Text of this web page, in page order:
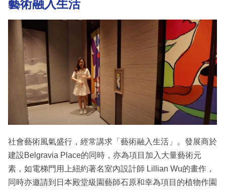
藝術融入生活
社會藝術風氣盛行，經常講求「藝術融入生活」。發展商於
建設Belgravia Place的同時，亦為項目加入大量藝術元
素，如電梯門用上紐約著名室內設計師 Lillian Wu的畫作，
同時亦邀請到日本殿堂級園藝師石原和幸為項目的植物作園